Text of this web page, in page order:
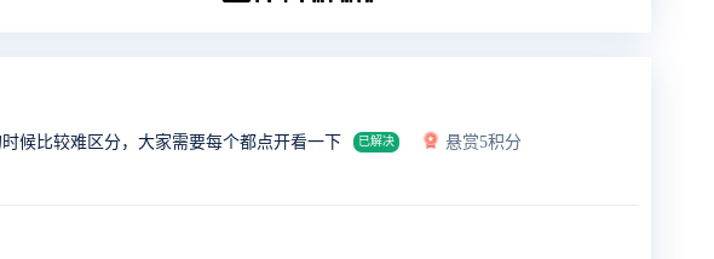
候比较难区分，大家需要每个都点开看一下 已解决
悬赏5积分